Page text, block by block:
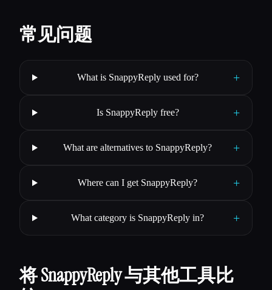
常见问题
What is SnappyReply used for? +
Is SnappyReply free? +
What are alternatives to SnappyReply? +
Where can I get SnappyReply? +
What category is SnappyReply in? +
将 SnappyReply 与其他工具比